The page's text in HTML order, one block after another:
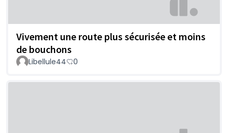
Vivement une route plus sécurisée et moins
de bouchons
Libellule44 0